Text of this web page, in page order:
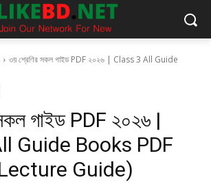
৩য় শ্রেণির সকল গাইড PDF ২০২৬ | Class 3 All Guide
গাইড PDF ২০২৬ |
Guide Books PDF
Guide)